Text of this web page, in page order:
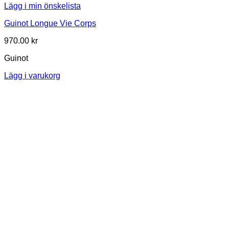
Lägg i min önskelista
Guinot Longue Vie Corps
970.00 kr
Guinot
Lägg i varukorg